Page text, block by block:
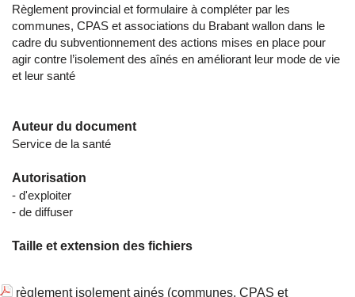
Règlement provincial et formulaire à compléter par les
communes, CPAS et associations du Brabant wallon dans le
cadre du subventionnement des actions mises en place pour
agir contre l’isolement des aînés en améliorant leur mode de vie
et leur santé
Auteur du document
Service de la santé
Autorisation
- d'exploiter
- de diffuser
Taille et extension des fichiers
règlement isolement ainés (communes, CPAS et